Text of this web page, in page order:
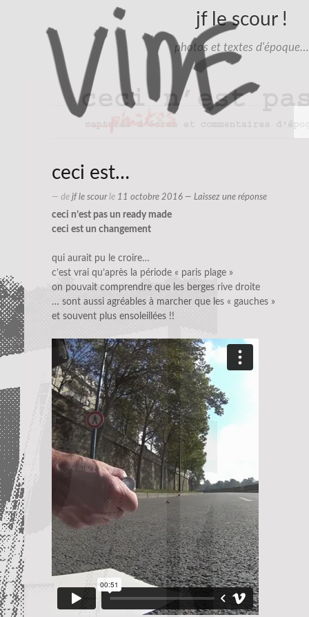
jf le scour !
photos et textes d'époque…
ceci est…
— de jf le scourle 11 octobre 2016 — Laissez une réponse
ceci n’est pas un ready made
ceci est un changement
qui aurait pu le croire…
c’est vrai qu’après la période « paris plage »
on pouvait comprendre que les berges rive droite
… sont aussi agréables à marcher que les « gauches »
et souvent plus ensoleillées !!